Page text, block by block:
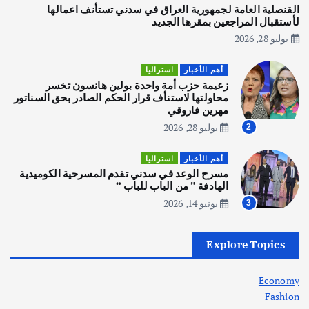
3
يوليو 30, 2026
4
المقبل
يوليو 28, 2026
أهم الأخبار ثقافة وفنون
انطلاق ورشة التمثيل في مدينة كلباء الاماراتية
أغسطس 5, 2026
في جذور المشكلة وحلولها المستدامة
القنصلية العامة لجمهورية العراق في سدني تستأنف اعمالها
لأستقبال المراجعين بمقرها الجديد
يوليو 28, 2026
2
أهم الأخبار استراليا
زعيمة حزب أمة واحدة بولين هانسون تخسر
محاولتها لاستنأف قرار الحكم الصادر بحق السناتور
مهرين فاروقي
يوليو 28, 2026
3
أهم الأخبار استراليا
مسرح الوعد في سدني تقدم المسرحية الكوميدية
الهادفة ” من الباب للباب “
يونيو 14, 2026
Explore Topics
Economy
Fashion